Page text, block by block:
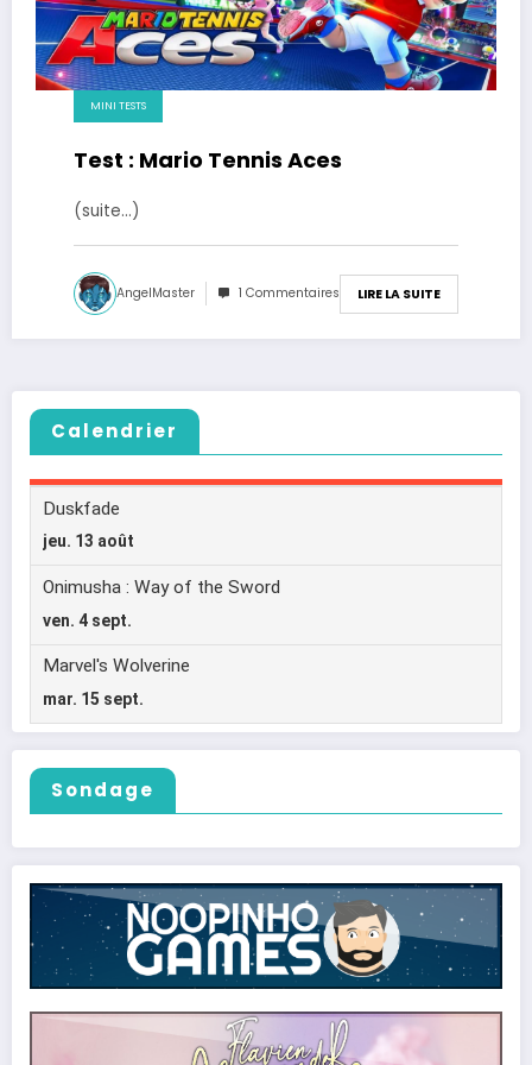
MINI TESTS
Test : Mario Tennis Aces
(suite…)
AngelMaster 1 Commentaires LIRE LA SUITE
Calendrier
Sondage